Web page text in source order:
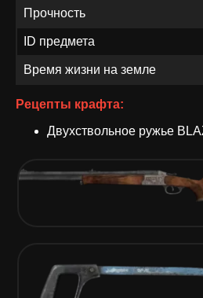
Прочность
ID предмета
Время жизни на земле
Рецепты крафта:
Двухствольное ружье